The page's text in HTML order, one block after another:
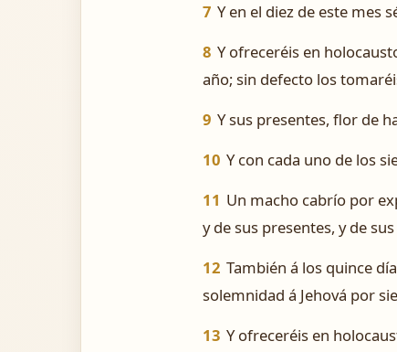
7 Y en el diez de este mes
8 Y ofreceréis en
año; sin defecto los
9 Y sus presentes, flor de
10 Y con cada uno de los
11 Un macho cabrío por
y de sus presentes, y de
12 También á los quince
solemnidad á Jehová por
13 Y ofreceréis en